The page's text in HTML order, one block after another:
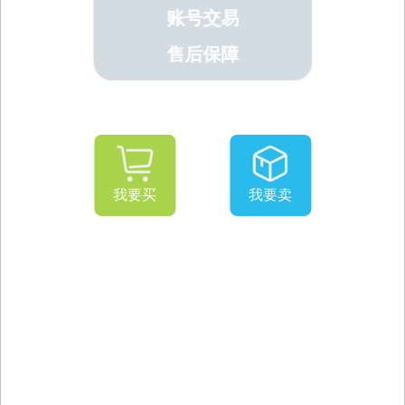
账号交易
售后保障
我要买 我要卖